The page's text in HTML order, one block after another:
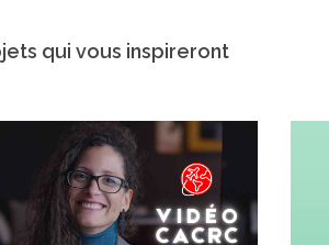
qui vous inspireront